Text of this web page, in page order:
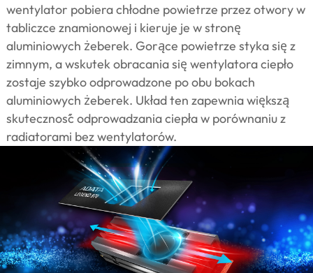
wentylator pobiera chłodne powietrze przez otwory w
tabliczce znamionowej i kieruje je w stronę
aluminiowych żeberek. Gorące powietrze styka się z
zimnym, a wskutek obracania się wentylatora ciepło
zostaje szybko odprowadzone po obu bokach
aluminiowych żeberek. Układ ten zapewnia większą
skuteczność odprowadzania ciepła w porównaniu z
radiatorami bez wentylatorów.